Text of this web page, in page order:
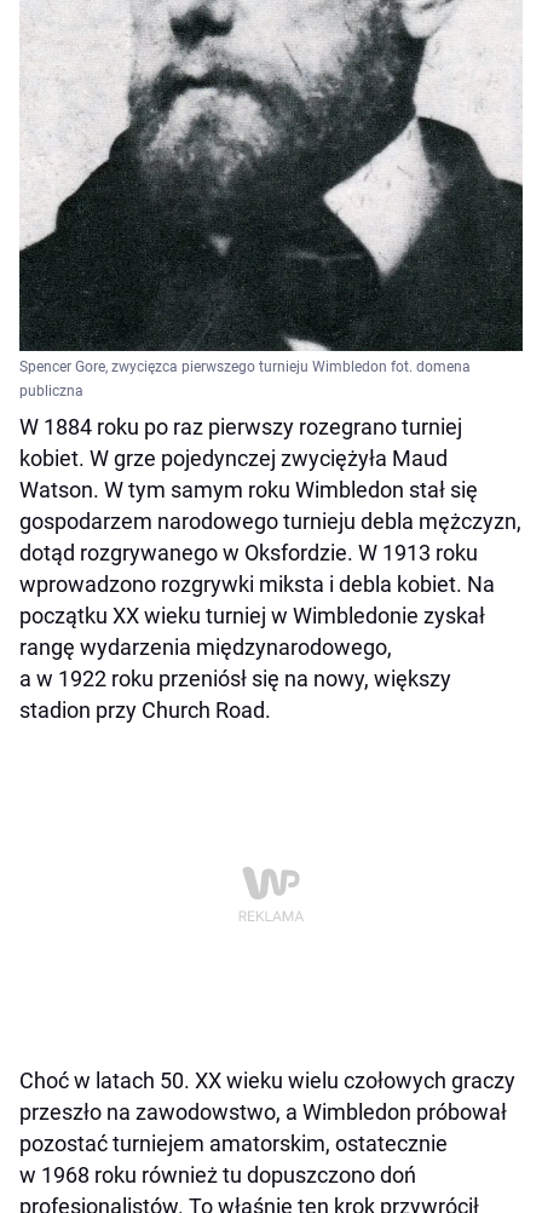
Spencer Gore, zwycięzca pierwszego turnieju Wimbledon fot. domena
publiczna
W 1884 roku po raz pierwszy rozegrano turniej
kobiet. W grze pojedynczej zwyciężyła Maud
Watson. W tym samym roku Wimbledon stał się
gospodarzem narodowego turnieju debla mężczyzn,
dotąd rozgrywanego w Oksfordzie. W 1913 roku
wprowadzono rozgrywki miksta i debla kobiet. Na
początku XX wieku turniej w Wimbledonie zyskał
rangę wydarzenia międzynarodowego,
a w 1922 roku przeniósł się na nowy, większy
stadion przy Church Road.
Choć w latach 50. XX wieku wielu czołowych graczy
przeszło na zawodowstwo, a Wimbledon próbował
pozostać turniejem amatorskim, ostatecznie
w 1968 roku również tu dopuszczono doń
profesjonalistów. To właśnie ten krok przywrócił